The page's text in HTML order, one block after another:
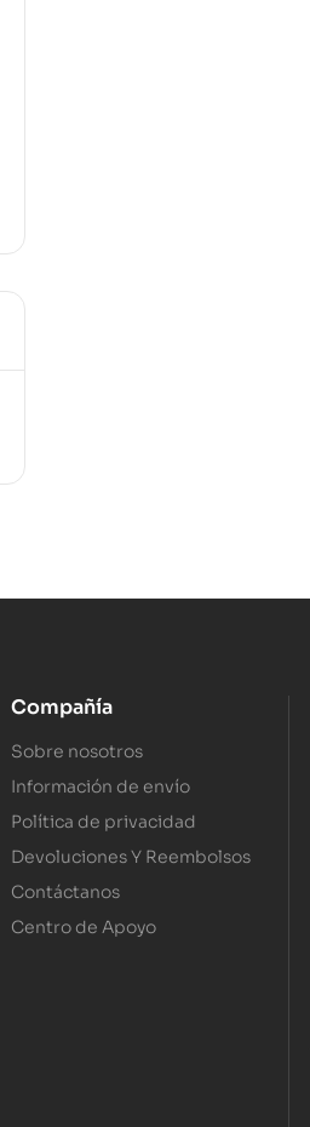
Compañía
Sobre nosotros
Información de envío
Política de privacidad
Devoluciones Y Reembolsos
Contáctanos
Centro de Apoyo